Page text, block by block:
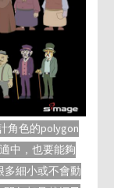
角色的polygon
中，也要能夠
多細小或不會動